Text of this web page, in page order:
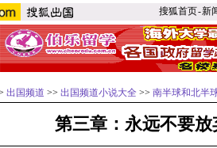
搜狐首页-新
出国频道 >> 出国频道小说大全 >> 南半球和北半
第三章：永远不要